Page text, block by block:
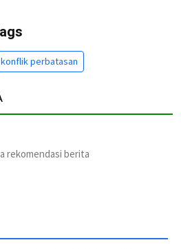
konflik perbatasan
rekomendasi berita